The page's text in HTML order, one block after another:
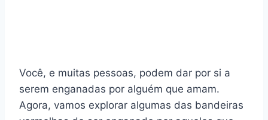
Você, e muitas pessoas, podem dar por si a
serem enganadas por alguém que amam.
Agora, vamos explorar algumas das bandeiras